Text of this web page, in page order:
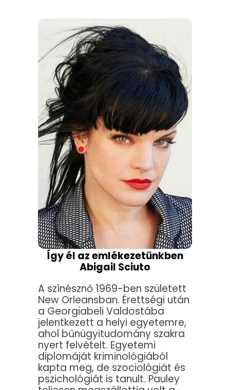
Így él az emlékezetünkben
Abigail Sciuto
A színésznő 1969-ben született
New Orleansban. Érettségi után
a Georgiabeli Valdostába
jelentkezett a helyi egyetemre,
ahol bűnügyitudomány szakra
nyert felvételt. Egyetemi
diplomáját kriminológiából
kapta meg, de szociológiát és
pszichológiát is tanult. Pauley